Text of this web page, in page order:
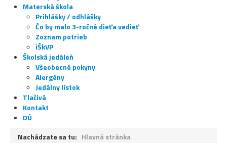
Materská škola
Prihlášky / odhlášky
Čo by malo 3-ročné dieťa vedieť
Zoznam potrieb
iŠkVP
Školská jedáleň
Všeobecné pokyny
Alergény
Jedálny lístok
Tlačivá
Kontakt
DÚ
Nachádzate sa tu: Hlavná stránka